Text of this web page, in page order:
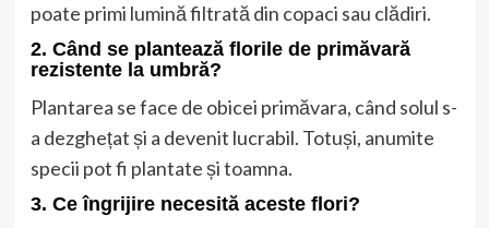
poate primi lumină filtrată din copaci sau clădiri.
2. Când se plantează florile de primăvară
rezistente la umbră?
Plantarea se face de obicei primăvara, când solul s-
a dezghețat și a devenit lucrabil. Totuși, anumite
specii pot fi plantate și toamna.
3. Ce îngrijire necesită aceste flori?